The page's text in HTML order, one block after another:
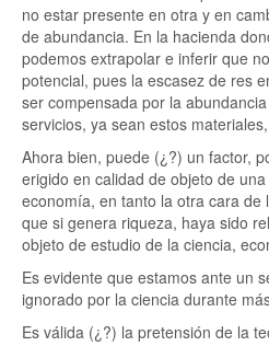
no estar presente en otra y en
de abundancia. En la hacienda
podemos extrapolar e inferir que
potencial, pues la escasez de res
ser compensada por la
servicios, ya sean estos
Ahora bien, puede (¿?) un factor,
erigido en calidad de objeto de
economía, en tanto la otra cara de
que si genera riqueza, haya sido
objeto de estudio de la ciencia,
Es evidente que estamos ante un
ignorado por la ciencia durante
Es válida (¿?) la pretensión de la